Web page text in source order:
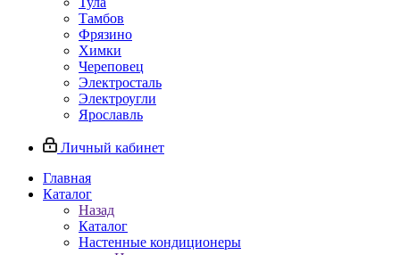
Тамбов
Фрязино
Химки
Череповец
Электросталь
Электроугли
Ярославль
Личный кабинет
Главная
Каталог
Назад
Каталог
Настенные кондиционеры